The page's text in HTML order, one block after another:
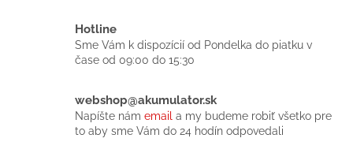
Hotline
Sme Vám k dispozícií od Pondelka do piatku v
čase od 09:00 do 15:30
webshop@akumulator.sk
Napíšte nám email a my budeme robiť všetko pre
to aby sme Vám do 24 hodín odpovedali